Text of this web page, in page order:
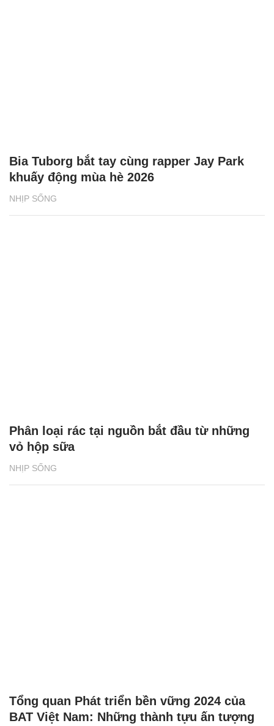
NHỊP SỐNG
Bia Tuborg bắt tay cùng rapper Jay Park
khuấy động mùa hè 2026
NHỊP SỐNG
Phân loại rác tại nguồn bắt đầu từ những
vỏ hộp sữa
Tổng quan Phát triển bền vững 2024 của
BAT Việt Nam: Những thành tựu ấn tượng